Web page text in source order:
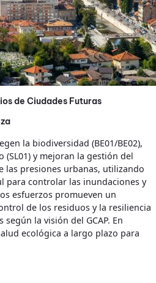
de Ciudades Futuras
la biodiversidad (BE01/BE02),
(SL01) y mejoran la gestión del
las presiones urbanas, utilizando
para controlar las inundaciones y
esfuerzos promueven un
de los residuos y la resiliencia
la visión del GCAP. En
ecológica a largo plazo para